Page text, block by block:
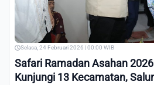
Selasa, 24 Februari 2026 | 00:00 WIB
Safari Ramadan Asahan
Kunjungi 13 Kecamatan,